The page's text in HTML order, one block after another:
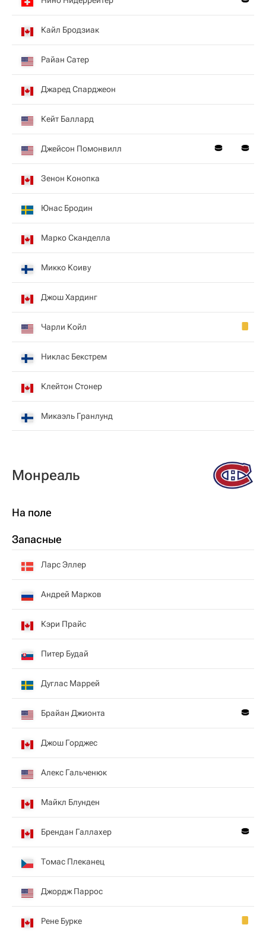
Кайл Бродзиак
Райан Сатер
Джаред Спарджеон
Кейт Баллард
Джейсон Помонвилл
Зенон Конопка
Юнас Бродин
Марко Сканделла
Микко Коиву
Джош Хардинг
Чарли Койл
Никлас Бекстрем
Клейтон Стонер
Микаэль Гранлунд
Монреаль
На поле
Запасные
Ларс Эллер
Андрей Марков
Кэри Прайс
Питер Будай
Дуглас Маррей
Брайан Джионта
Джош Горджес
Алекс Гальченюк
Майкл Блунден
Брендан Галлахер
Томас Плеканец
Джордж Паррос
Рене Бурке